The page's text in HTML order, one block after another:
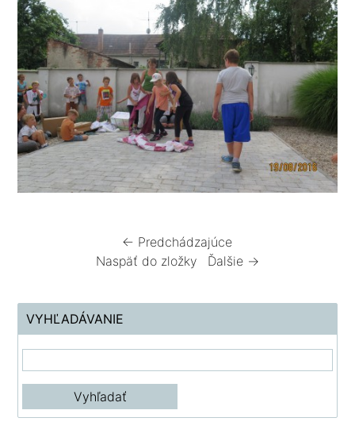
← Predchádzajúce
Naspäť do zložky
Ďalšie →
VYHĽADÁVANIE